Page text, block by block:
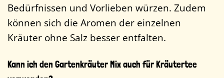
Bedürfnissen und Vorlieben würzen. Zudem
können sich die Aromen der einzelnen
Kräuter ohne Salz besser entfalten.
Kann ich den Gartenkräuter Mix auch für Kräutertee